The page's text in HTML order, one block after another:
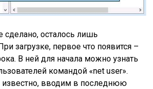
сделано, осталось лишь
загрузке, первое что появится –
В ней для начала можно узнать
командой «net user».
известно, вводим в последнюю